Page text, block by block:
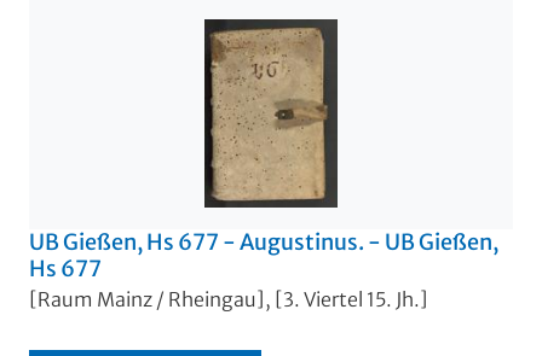
UB Gießen, Hs 677 - Augustinus. - UB Gießen,
Hs 677
[Raum Mainz / Rheingau], [3. Viertel 15. Jh.]